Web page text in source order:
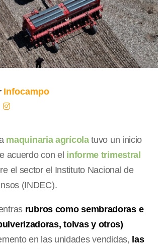
Infocampo
maquinaria agrícolatuvo un inicio
acuerdo con el informe trimestral
el sector el Instituto Nacional de
(INDEC).
rubros como sembradoras e
tolvas y otros)
en las unidades vendidas, las